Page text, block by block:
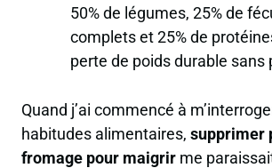
50% de légumes, 25% de
complets et 25% de
perte de poids durable sans
Quand j’ai commencé à
habitudes alimentaires, supprimer
fromage pour maigrir me